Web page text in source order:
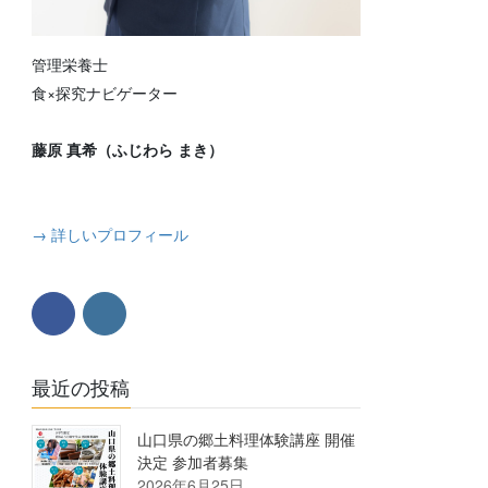
管理栄養士
食×探究ナビゲーター
藤原 真希（ふじわら まき）
→ 詳しいプロフィール
最近の投稿
山口県の郷土料理体験講座 開催
決定 参加者募集